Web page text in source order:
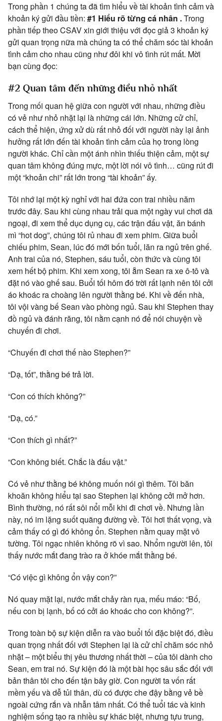
Trong phần 1 chúng ta đã tìm hiểu về tài khoản tình cảm và
khoản ký gửi đầu tiền: #1 Hiểu rõ từng cá nhân .Trong
phần tiếp theo CSAV xin giới thiệu với đọc giả 3 khoản ký
gửi quan trọng nữa mà chúng ta có thể chăm sóc tài khoản
tình cảm cho nhau cũng như đôi khi vô tình rút mất. Mời
bạn cùng đọc:
#2 Quan tâm đến những điều nhỏ nhất
Trong mối quan hệ giữa con người với nhau, những điều
có vẻ như nhỏ nhặt lại là những cái lớn. Những cử chỉ,
cách thể hiện, ứng xử dù rất nhỏ đối với người này lại ảnh
hưởng rất lớn đến tài khoản tình cảm của họ trong lòng
người khác. Chỉ cần một ánh nhìn thiếu thiện cảm, một sự
quan tâm không đúng mực, một lời nói vô tình… cũng rút đi
một “khoản chi” rất lớn trong “tài khoản” ấy.
Tôi nhớ lại một kỳ nghỉ với hai đứa con trai nhiều năm
trước đây. Sau khi cùng nhau trải qua một ngày vui chơi dã
ngoại, đi xem thể dục dụng cụ, các trận đấu vật, ăn bánh
mì “hot dog”, chúng tôi rủ nhau đi xem phim. Giữa buổi
chiếu phim, Sean, lúc đó mới bốn tuổi, lăn ra ngủ trên ghế.
Anh trai của nó, Stephen, sáu tuổi, còn thức và cùng tôi
xem hết bộ phim. Khi xem xong, tôi ẵm Sean ra xe ô-tô và
đặt nó vào ghế sau. Buổi tối hôm đó trời rất lạnh nên tôi cởi
áo khoác ra choàng lên người thằng bé. Khi về đến nhà,
tôi vội vàng bế Sean vào phòng ngủ. Sau khi Stephen thay
đồ ngủ và đánh răng, tôi nằm cạnh nó để nói chuyện về
chuyến đi chơi.
“Chuyến đi chơi thế nào Stephen?”
“Dạ, tốt”, thằng bé trả lời.
“Con có thích không?”
“Dạ, có.”
“Con thích gì nhất?”
“Con không biết. Chắc là đấu vật.”
Có vẻ như thằng bé không muốn nói gì thêm. Tôi băn
khoăn không hiểu tại sao Stephen lại không cởi mở hơn.
Bình thường, nó rất sôi nổi mỗi khi đi chơi về. Nhưng lần
này, nó im lặng suốt quãng đường về. Tôi hơi thất vọng, và
cảm thấy có gì đó không ổn. Stephen nằm quay mặt vô
tường. Tôi ngạc nhiên không rõ vì sao. Nhổm người lên, tôi
thấy nước mắt đang trào ra ở khóe mắt thằng bé.
“Có việc gì không ổn vậy con?”
Nó quay mặt lại, nước mắt chảy ràn rụa, mếu máo: “Bố,
nếu con bị lạnh, bố có cởi áo khoác cho con không?”.
Trong toàn bộ sự kiện diễn ra vào buổi tối đặc biệt đó, điều
quan trọng nhất đối với Stephen lại là cử chỉ chăm sóc nhỏ
nhặt – một biểu thị yêu thương nhất thời – của tôi dành cho
Sean, em trai nó. Sự kiện đó là một bài học sâu sắc đối với
bản thân tôi cho đến tận bây giờ. Con người ta vốn rất
mềm yếu và dễ tủi thân, dù có được che đậy bằng vẻ bề
ngoài cứng rắn và nhẫn tâm nhất. Có thể tuổi tác và kinh
nghiệm sống tạo ra nhiều sự khác biệt, nhưng tựu trung,